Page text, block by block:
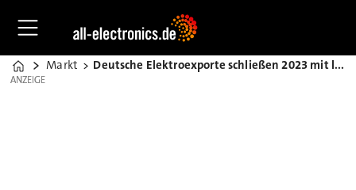
Home
Markt Deutsche Elektroexporte schließen 2023 mit leichtem Plus
ANZEIGE
ANZEIGE